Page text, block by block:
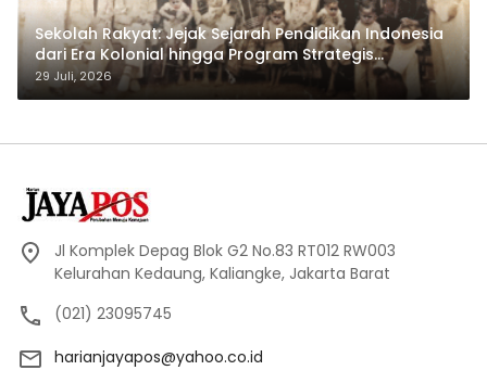
Sekolah Rakyat: Jejak Sejarah Pendidikan Indonesia
dari Era Kolonial hingga Program Strategis
Pemerintahan Prabowo
29 Juli, 2026
Jl Komplek Depag Blok G2 No.83 RT012 RW003
Kelurahan Kedaung, Kaliangke, Jakarta Barat
(021) 23095745
harianjayapos@yahoo.co.id